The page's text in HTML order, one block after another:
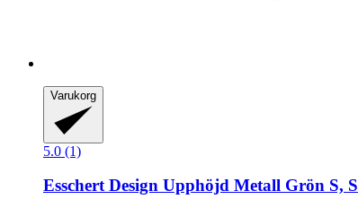
Varukorg
5.0 (1)
Esschert Design Upphöjd Metall Grön S, S